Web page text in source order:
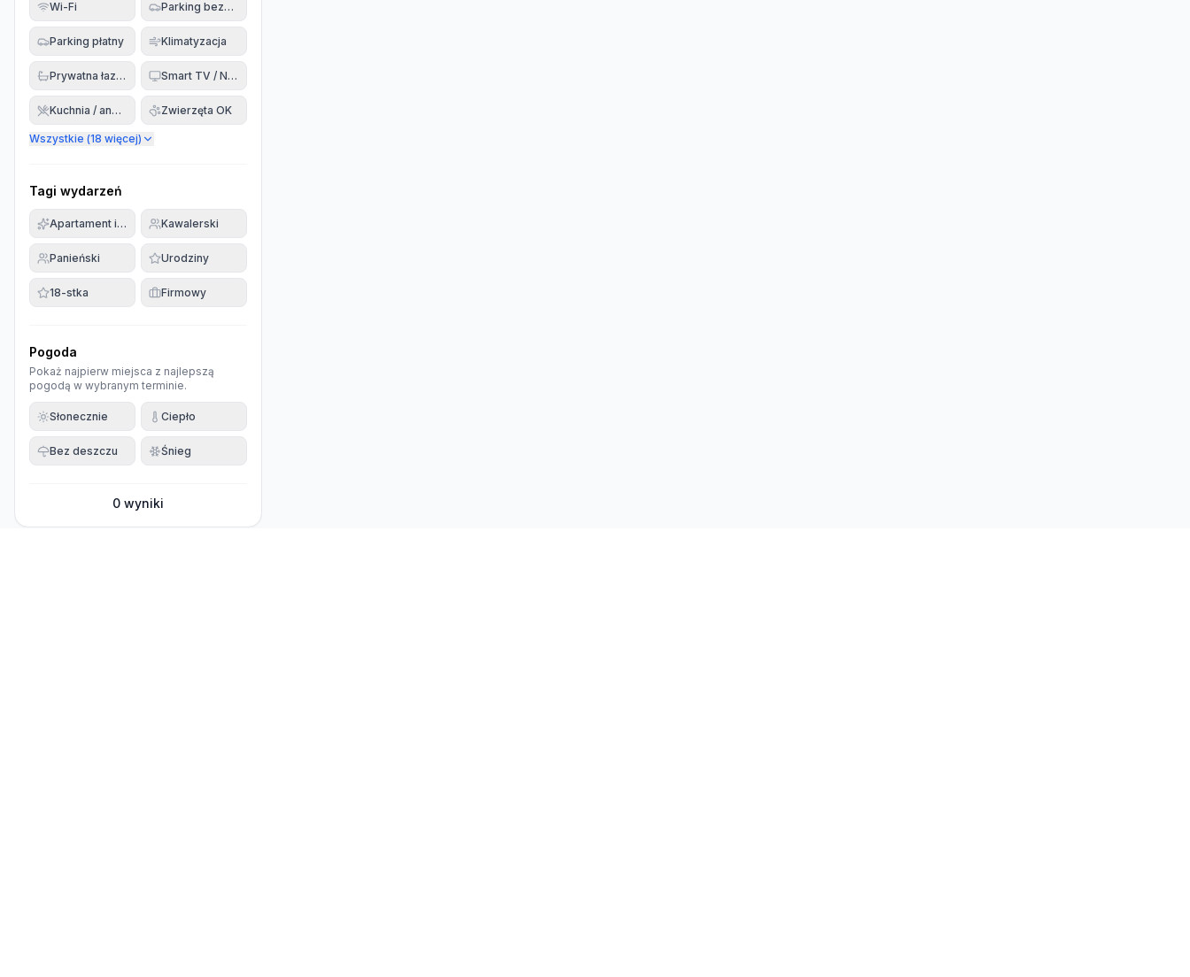
Wi-Fi Parking bezpłatny
Parking płatny Klimatyzacja
Prywatna łazienka Smart TV / Netflix
Kuchnia / aneks Zwierzęta OK
Wszystkie (18 więcej)
Tagi wydarzeń
Apartament imprezowyKawalerski
Panieński Urodziny
18-stka Firmowy
Pogoda
Pokaż najpierw miejsca z najlepszą
pogodą w wybranym terminie.
Słonecznie Ciepło
Bez deszczu Śnieg
0 wyniki